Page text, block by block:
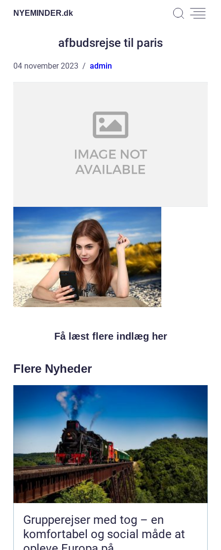
NYEMINDER.dk
afbudsrejse til paris
04 november 2023 admin
Få læst flere indlæg her
Flere Nyheder
Grupperejser med tog – en
komfortabel og social måde at